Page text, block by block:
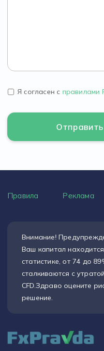
Я согласен с правилами
Правила Реклама
Внимание!
Ваш капитал
статистике, от 74 до
сталкиваются с
CFD.Здраво оцените
решение.